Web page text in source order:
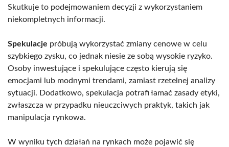
Skutkuje to podejmowaniem decyzji z wykorzystaniem
niekompletnych informacji.
Spekulacje próbują wykorzystać zmiany cenowe w celu
szybkiego zysku, co jednak niesie ze sobą wysokie ryzyko.
Osoby inwestujące i spekulujące często kierują się
emocjami lub modnymi trendami, zamiast rzetelnej analizy
sytuacji. Dodatkowo, spekulacja potrafi łamać zasady etyki,
zwłaszcza w przypadku nieuczciwych praktyk, takich jak
manipulacja rynkowa.
W wyniku tych działań na rynkach może pojawić się